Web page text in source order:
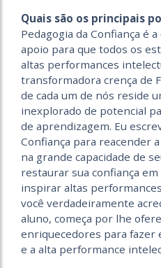
Quais são os principais
Pedagogia da Confiança é
apoio para que todos os
altas performances
transformadora crença de
de cada um de nós reside
inexplorado de potencial
de aprendizagem. Eu
Confiança para reacender
na grande capacidade de
restaurar sua confiança em
inspirar altas
você verdadeiramente
aluno, começa por lhe
enriquecedores para
e a alta performance